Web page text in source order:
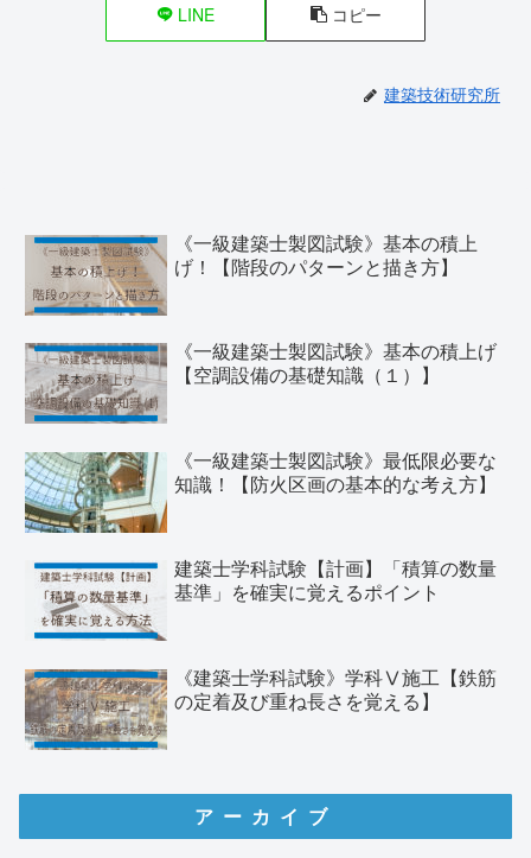
LINE コピー
建築技術研究所
《一級建築士製図試験》基本の積上
げ！【階段のパターンと描き方】
《一級建築士製図試験》基本の積上げ
【空調設備の基礎知識（１）】
《一級建築士製図試験》最低限必要な
知識！【防火区画の基本的な考え方】
建築士学科試験【計画】「積算の数量
基準」を確実に覚えるポイント
《建築士学科試験》学科Ⅴ施工【鉄筋
の定着及び重ね長さを覚える】
アーカイブ